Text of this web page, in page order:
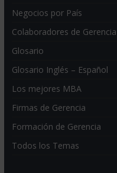
Negocios por País
Colaboradores de Gerencia
Glosario
Glosario Inglés – Español
Los mejores MBA
Firmas de Gerencia
Formación de Gerencia
Todos los Temas